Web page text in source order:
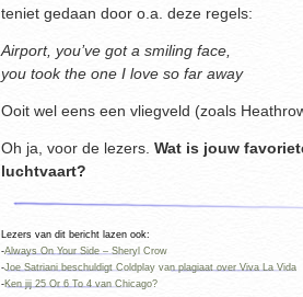
teniet gedaan door o.a. deze regels:
Airport, you’ve got a smiling face,
you took the one I love so far away
Ooit wel eens een vliegveld (zoals
Oh ja, voor de lezers. Wat is jouw
luchtvaart?
Lezers van dit bericht lazen ook:
-Always On Your Side – Sheryl Crow
-Joe Satriani beschuldigt Coldplay van plagiaat over Viva La Vida
-Ken jij 25 Or 6 To 4 van Chicago?